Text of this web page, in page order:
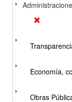
Economía,
Obras